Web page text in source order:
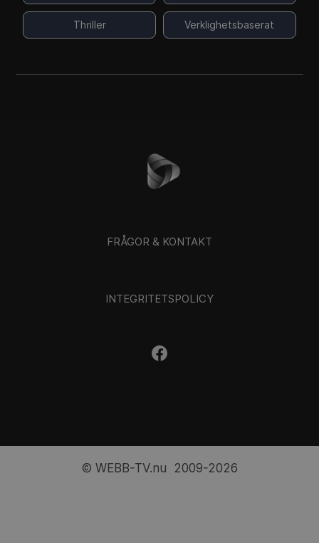
Thriller Verklighetsbaserat
FRÅGOR & KONTAKT
INTEGRITETSPOLICY
© WEBB-TV.nu 2009-2026